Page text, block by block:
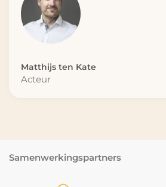
Matthijs ten Kate
Acteur
Samenwerkingspartners